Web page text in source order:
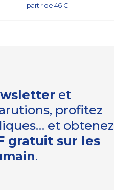
partir de 46 €
et
profitez
et obtenez
gratuit sur les
.